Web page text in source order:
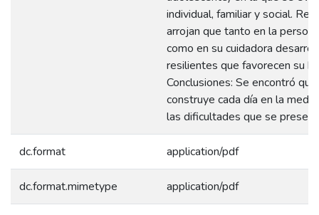
individual, familiar y social.
arrojan que tanto en la
como en su cuidadora
resilientes que favorecen su
Conclusiones: Se encontró
construye cada día en la
las dificultades que se
dc.format application/pdf
dc.format.mimetype application/pdf